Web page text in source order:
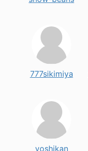
777sikimiya
yoshikan